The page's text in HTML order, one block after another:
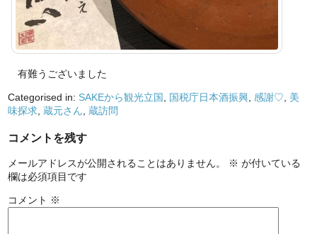
有難うございました
Categorised in: SAKEから観光立国, 国税庁日本酒振興, 感謝♡, 美
味探求,蔵元さん,蔵訪問
コメントを残す
メールアドレスが公開されることはありません。 ※ が付いている
欄は必須項目です
コメント ※